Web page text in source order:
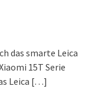
das smarte Leica
15T Serie
Leica […]